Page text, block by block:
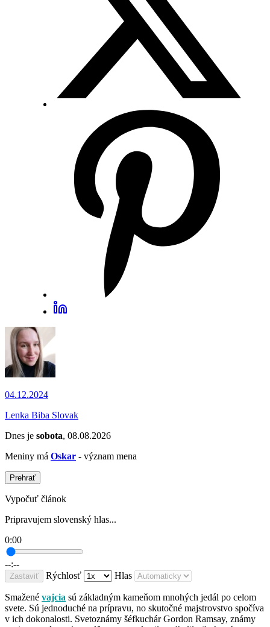
04.12.2024
Lenka Biba Slovak
Dnes je sobota, 08.08.2026
Meniny má Oskar - význam mena
Prehrať
Vypočuť článok
Pripravujem slovenský hlas...
0:00
--:--
Zastaviť Rýchlosť Hlas
Smažené vajcia sú základným kameňom mnohých jedál po celom
svete. Sú jednoduché na prípravu, no skutočné majstrovstvo spočíva
v ich dokonalosti. Svetoznámy šéfkuchár Gordon Ramsay, známy